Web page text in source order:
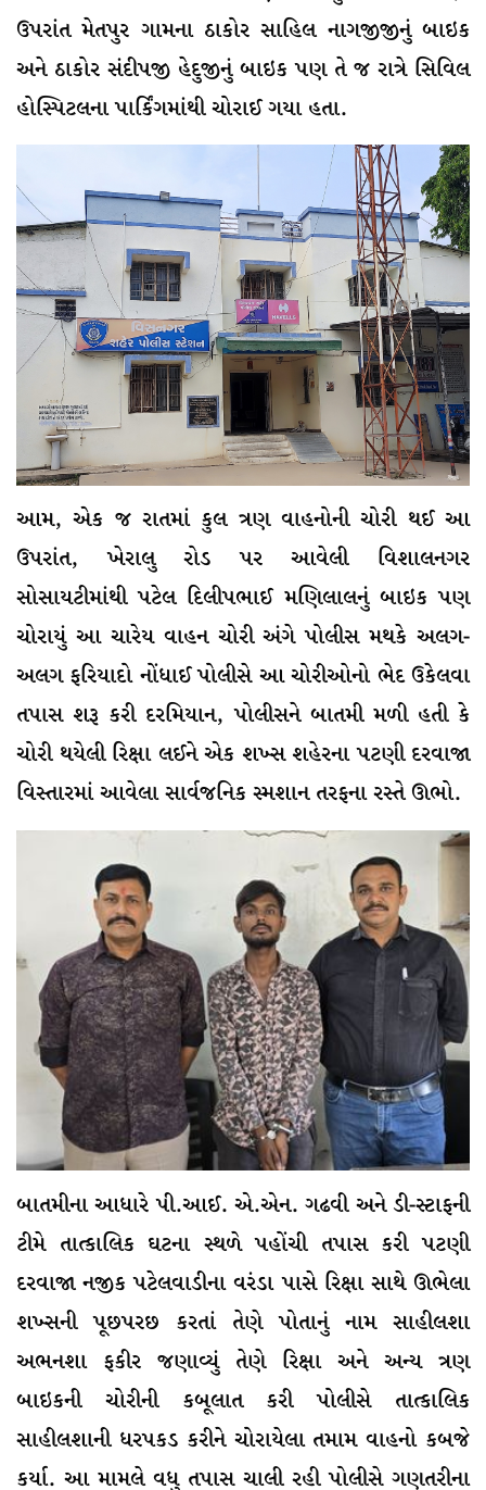
ઉપરાંત મેતપુર ગામના ઠાકોર સાહિલ નાગજીજીનું બાઇક
અને ઠાકોર સંદીપજી હેદુજીનું બાઇક પણ તે જ રાત્રે સિવિલ
હોસ્પિટલના પાર્કિંગમાંથી ચોરાઈ ગયા હતા.
આમ, એક જ રાતમાં કુલ ત્રણ વાહનોની ચોરી થઈ આ
ઉપરાંત, ખેરાલુ રોડ પર આવેલી વિશાલનગર
સોસાયટીમાંથી પટેલ દિલીપભાઈ મણિલાલનું બાઇક પણ
ચોરાયું આ ચારેય વાહન ચોરી અંગે પોલીસ મથકે અલગ-
અલગ ફરિયાદો નોંધાઈ પોલીસે આ ચોરીઓનો ભેદ ઉકેલવા
તપાસ શરૂ કરી દરમિયાન, પોલીસને બાતમી મળી હતી કે
ચોરી થયેલી રિક્ષા લઈને એક શખ્સ શહેરના પટણી દરવાજા
વિસ્તારમાં આવેલા સાર્વજનિક સ્મશાન તરફના રસ્તે ઊભો.
બાતમીના આધારે પી.આઈ. એ.એન. ગઢવી અને ડી-સ્ટાફની
ટીમે તાત્કાલિક ઘટના સ્થળે પહોંચી તપાસ કરી પટણી
દરવાજા નજીક પટેલવાડીના વરંડા પાસે રિક્ષા સાથે ઊભેલા
શખ્સની પૂછપરછ કરતાં તેણે પોતાનું નામ સાહીલશા
અભનશા ફકીર જણાવ્યું તેણે રિક્ષા અને અન્ય ત્રણ
બાઇકની ચોરીની કબૂલાત કરી પોલીસે તાત્કાલિક
સાહીલશાની ધરપકડ કરીને ચોરાયેલા તમામ વાહનો કબજે
કર્યા. આ મામલે વધુ તપાસ ચાલી રહી પોલીસે ગણતરીના